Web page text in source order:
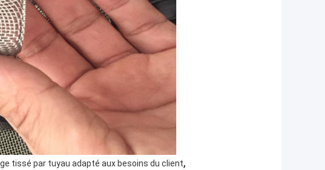
tissé par tuyau adapté aux besoins du client,